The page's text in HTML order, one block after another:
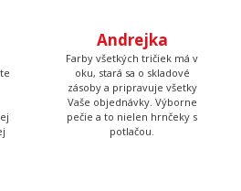
zásoby a pripravuje všetky
Vaše objednávky. Výborne
pečie a to nielen hrnčeky s
potlačou.
Martina